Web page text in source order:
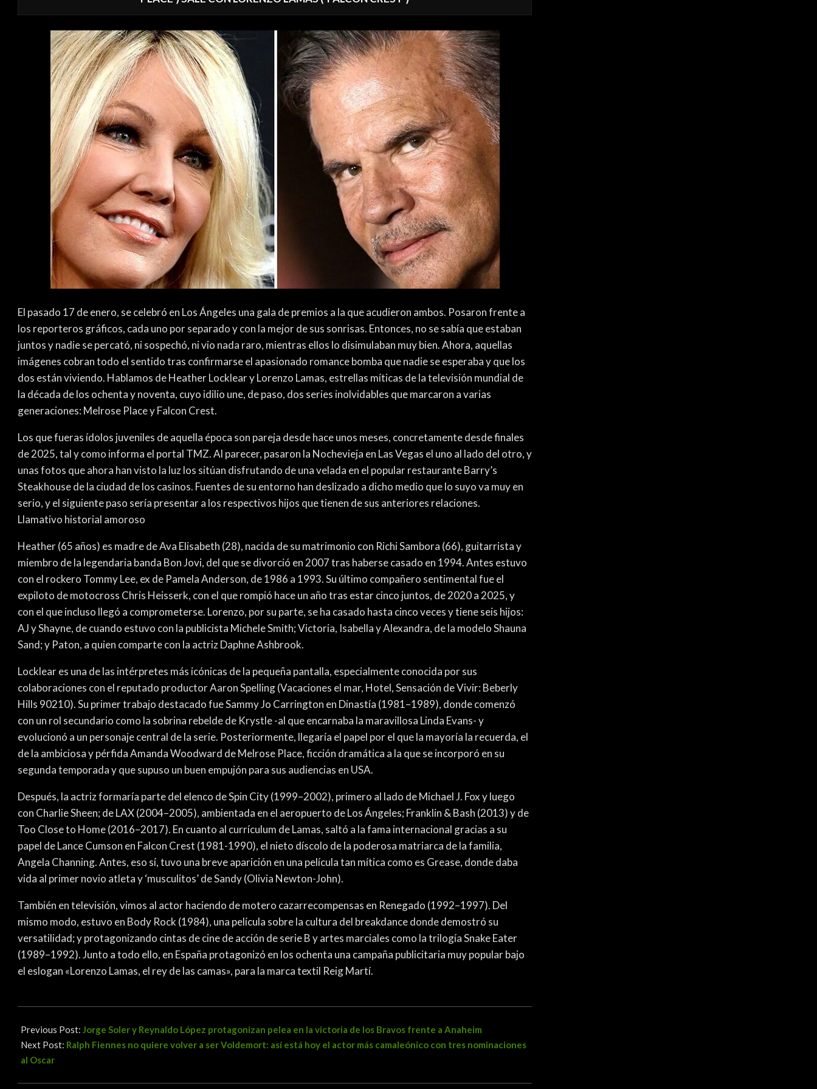
El pasado 17 de enero, se celebró en Los Ángeles una gala de premios a la que acudieron ambos. Posaron frente a
los reporteros gráficos, cada uno por separado y con la mejor de sus sonrisas. Entonces, no se sabía que estaban
juntos y nadie se percató, ni sospechó, ni vio nada raro, mientras ellos lo disimulaban muy bien. Ahora, aquellas
imágenes cobran todo el sentido tras confirmarse el apasionado romance bomba que nadie se esperaba y que los
dos están viviendo. Hablamos de Heather Locklear y Lorenzo Lamas, estrellas míticas de la televisión mundial de
la década de los ochenta y noventa, cuyo idilio une, de paso, dos series inolvidables que marcaron a varias
generaciones: Melrose Place y Falcon Crest.
Los que fueras ídolos juveniles de aquella época son pareja desde hace unos meses, concretamente desde finales
de 2025, tal y como informa el portal TMZ. Al parecer, pasaron la Nochevieja en Las Vegas el uno al lado del otro, y
unas fotos que ahora han visto la luz los sitúan disfrutando de una velada en el popular restaurante Barry’s
Steakhouse de la ciudad de los casinos. Fuentes de su entorno han deslizado a dicho medio que lo suyo va muy en
serio, y el siguiente paso sería presentar a los respectivos hijos que tienen de sus anteriores relaciones.
Llamativo historial amoroso
Heather (65 años) es madre de Ava Elisabeth (28), nacida de su matrimonio con Richi Sambora (66), guitarrista y
miembro de la legendaria banda Bon Jovi, del que se divorció en 2007 tras haberse casado en 1994. Antes estuvo
con el rockero Tommy Lee, ex de Pamela Anderson, de 1986 a 1993. Su último compañero sentimental fue el
expiloto de motocross Chris Heisserk, con el que rompió hace un año tras estar cinco juntos, de 2020 a 2025, y
con el que incluso llegó a comprometerse. Lorenzo, por su parte, se ha casado hasta cinco veces y tiene seis hijos:
AJ y Shayne, de cuando estuvo con la publicista Michele Smith; Victoria, Isabella y Alexandra, de la modelo Shauna
Sand; y Paton, a quien comparte con la actriz Daphne Ashbrook.
Locklear es una de las intérpretes más icónicas de la pequeña pantalla, especialmente conocida por sus
colaboraciones con el reputado productor Aaron Spelling (Vacaciones el mar, Hotel, Sensación de Vivir: Beberly
Hills 90210). Su primer trabajo destacado fue Sammy Jo Carrington en Dinastía (1981–1989), donde comenzó
con un rol secundario como la sobrina rebelde de Krystle -al que encarnaba la maravillosa Linda Evans- y
evolucionó a un personaje central de la serie. Posteriormente, llegaría el papel por el que la mayoría la recuerda, el
de la ambiciosa y pérfida Amanda Woodward de Melrose Place, ficción dramática a la que se incorporó en su
segunda temporada y que supuso un buen empujón para sus audiencias en USA.
Después, la actriz formaría parte del elenco de Spin City (1999–2002), primero al lado de Michael J. Fox y luego
con Charlie Sheen; de LAX (2004–2005), ambientada en el aeropuerto de Los Ángeles; Franklin & Bash (2013) y de
Too Close to Home (2016–2017). En cuanto al currículum de Lamas, saltó a la fama internacional gracias a su
papel de Lance Cumson en Falcon Crest (1981-1990), el nieto díscolo de la poderosa matriarca de la familia,
Angela Channing. Antes, eso sí, tuvo una breve aparición en una película tan mítica como es Grease, donde daba
vida al primer novio atleta y ‘musculitos’ de Sandy (Olivia Newton-John).
También en televisión, vimos al actor haciendo de motero cazarrecompensas en Renegado (1992–1997). Del
mismo modo, estuvo en Body Rock (1984), una película sobre la cultura del breakdance donde demostró su
versatilidad; y protagonizando cintas de cine de acción de serie B y artes marciales como la trilogía Snake Eater
(1989–1992). Junto a todo ello, en España protagonizó en los ochenta una campaña publicitaria muy popular bajo
el eslogan «Lorenzo Lamas, el rey de las camas», para la marca textil Reig Martí.
04-
13
Previous Post: Jorge Soler y Reynaldo López protagonizan pelea en la victoria de los Bravos frente a Anaheim
Next Post: Ralph Fiennes no quiere volver a ser Voldemort: así está hoy el actor más camaleónico con tres nominaciones
al Oscar